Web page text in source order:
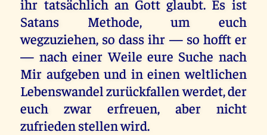
ihr tatsächlich an Gott glaubt. Es ist
Satans Methode, um euch
wegzuziehen, so dass ihr — so hofft er
— nach einer Weile eure Suche nach
Mir aufgeben und in einen weltlichen
Lebenswandel zurückfallen werdet, der
euch zwar erfreuen, aber nicht
zufrieden stellen wird.